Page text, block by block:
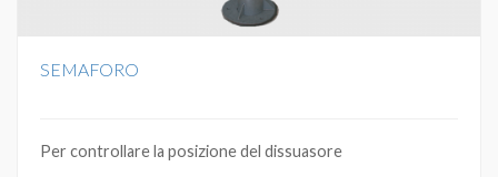
SEMAFORO
Per controllare la posizione del dissuasore